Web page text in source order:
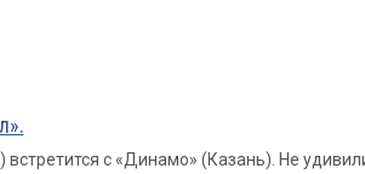
с «Динамо» (Казань). Не